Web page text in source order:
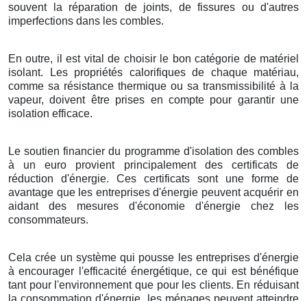
souvent la réparation de joints, de fissures ou d'autres
imperfections dans les combles.
En outre, il est vital de choisir le bon catégorie de matériel
isolant. Les propriétés calorifiques de chaque matériau,
comme sa résistance thermique ou sa transmissibilité à la
vapeur, doivent être prises en compte pour garantir une
isolation efficace.
Le soutien financier du programme d'isolation des combles
à un euro provient principalement des certificats de
réduction d'énergie. Ces certificats sont une forme de
avantage que les entreprises d'énergie peuvent acquérir en
aidant des mesures d'économie d'énergie chez les
consommateurs.
Cela crée un système qui pousse les entreprises d'énergie
à encourager l'efficacité énergétique, ce qui est bénéfique
tant pour l'environnement que pour les clients. En réduisant
la consommation d'énergie, les ménages peuvent atteindre